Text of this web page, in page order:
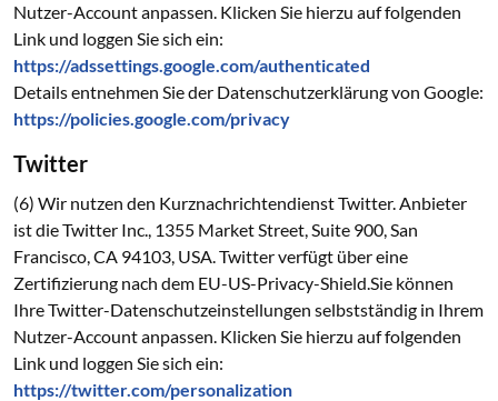
Nutzer-Account anpassen. Klicken Sie hierzu auf folgenden
Link und loggen Sie sich ein:
https://adssettings.google.com/authenticated
Details entnehmen Sie der Datenschutzerklärung von Google:
https://policies.google.com/privacy
Twitter
(6) Wir nutzen den Kurznachrichtendienst Twitter. Anbieter
ist die Twitter Inc., 1355 Market Street, Suite 900, San
Francisco, CA 94103, USA. Twitter verfügt über eine
Zertifizierung nach dem EU-US-Privacy-Shield.Sie können
Ihre Twitter-Datenschutzeinstellungen selbstständig in Ihrem
Nutzer-Account anpassen. Klicken Sie hierzu auf folgenden
Link und loggen Sie sich ein:
https://twitter.com/personalization